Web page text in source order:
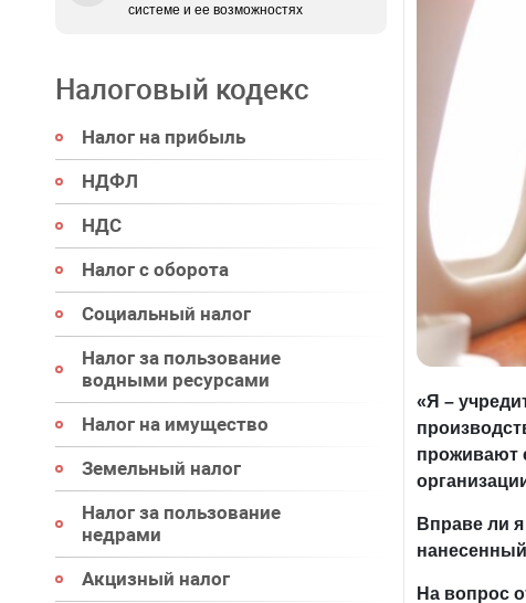
системе и ее возможностях
Налоговый кодекс
Налог на прибыль
НДФЛ
НДС
Налог с оборота
Социальный налог
Налог за пользование
водными ресурсами
Налог на имущество
Земельный налог
Налог за пользование
недрами
Акцизный налог
«Я –
проживают
Вправе ли
На вопрос